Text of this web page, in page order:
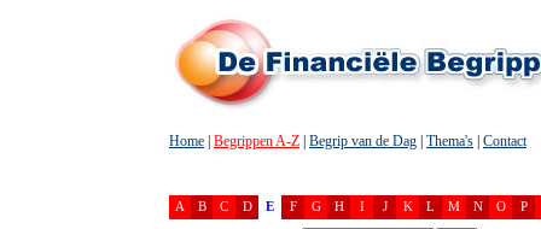
Home Begrippen A-Z Begrip van de Dag Thema's Contact
A B C D E F G H I J K L M N O P